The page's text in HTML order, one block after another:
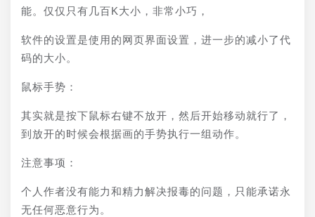
能。仅仅只有几百K大小，非常小巧，
软件的设置是使用的网页界面设置，进一步的减小了代
码的大小。
鼠标手势：
其实就是按下鼠标右键不放开，然后开始移动就行了，
到放开的时候会根据画的手势执行一组动作。
注意事项：
个人作者没有能力和精力解决报毒的问题，只能承诺永
无任何恶意行为。